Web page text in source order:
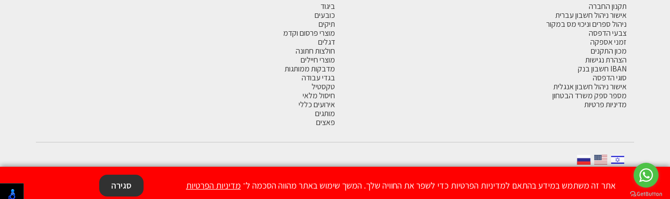
אתר זה משתמש במידע בהתאם למדיניות הפרטיות כדי לשפר את החוויה שלך. המשך שימוש באתר מהווה הסכמה ל־ מדיניות הפרטיות סגירה
תקנון החברה
אישור ניהול חשבון עברית
ניהול ספרים וניכוי מס במקור
צבעי הדפסה
זמני אספקה
מכון התקנים
הצהרת נגישות
IBAN חשבון בנק
סוגי הדפסה
אישור ניהול חשבון אנגלית
מספר ספק משרד הבטחון
מדיניות פרטיות
ביגוד
כובעים
תיקים
מוצרי פרסום וקדמ
דגלים
חולצות חתונה
מוצרי חיילים
מדבקות ממותגות
בגדי עבודה
טקסטיל
חיסול מלאי
אירועים כללי
מותגים
פאצים
Army Clubכל הזכויות שמורות ל- © Designed & Developed By MM Technologies